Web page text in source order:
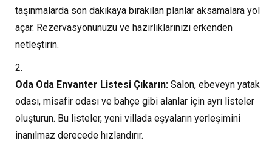
taşınmalarda son dakikaya bırakılan planlar aksamalara yol
açar. Rezervasyonunuzu ve hazırlıklarınızı erkenden
netleştirin.
Oda Oda Envanter Listesi Çıkarın: Salon, ebeveyn yatak
odası, misafir odası ve bahçe gibi alanlar için ayrı listeler
oluşturun. Bu listeler, yeni villada eşyaların yerleşimini
inanılmaz derecede hızlandırır.